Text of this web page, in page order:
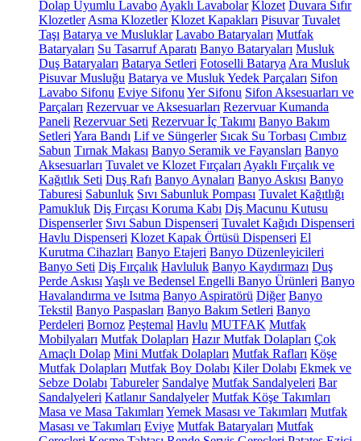
Dolap Uyumlu Lavabo Ayaklı Lavabolar Klozet Duvara Sıfır
Klozetler Asma Klozetler Klozet Kapakları Pisuvar Tuvalet
Taşı Batarya ve Musluklar Lavabo Bataryaları Mutfak
Bataryaları Su Tasarruf Aparatı Banyo Bataryaları Musluk
Duş Bataryaları Batarya Setleri Fotoselli Batarya Ara Musluk
Pisuvar Musluğu Batarya ve Musluk Yedek Parçaları Sifon
Lavabo Sifonu Eviye Sifonu Yer Sifonu Sifon Aksesuarları ve
Parçaları Rezervuar ve Aksesuarları Rezervuar Kumanda
Paneli Rezervuar Seti Rezervuar İç Takımı Banyo Bakım
Setleri Yara Bandı Lif ve Süngerler Sıcak Su Torbası Cımbız
Sabun Tırnak Makası Banyo Seramik ve Fayansları Banyo
Aksesuarları Tuvalet ve Klozet Fırçaları Ayaklı Fırçalık ve
Kağıtlık Seti Duş Rafı Banyo Aynaları Banyo Askısı Banyo
Taburesi Sabunluk Sıvı Sabunluk Pompası Tuvalet Kağıtlığı
Pamukluk Diş Fırçası Koruma Kabı Diş Macunu Kutusu
Dispenserler Sıvı Sabun Dispenseri Tuvalet Kağıdı Dispenseri
Havlu Dispenseri Klozet Kapak Örtüsü Dispenseri El
Kurutma Cihazları Banyo Etajeri Banyo Düzenleyicileri
Banyo Seti Diş Fırçalık Havluluk Banyo Kaydırmazı Duş
Perde Askısı Yaşlı ve Bedensel Engelli Banyo Ürünleri Banyo
Havalandırma ve Isıtma Banyo Aspiratörü Diğer Banyo
Tekstil Banyo Paspasları Banyo Bakım Setleri Banyo
Perdeleri Bornoz Peştemal Havlu MUTFAK Mutfak
Mobilyaları Mutfak Dolapları Hazır Mutfak Dolapları Çok
Amaçlı Dolap Mini Mutfak Dolapları Mutfak Rafları Köşe
Mutfak Dolapları Mutfak Boy Dolabı Kiler Dolabı Ekmek ve
Sebze Dolabı Tabureler Sandalye Mutfak Sandalyeleri Bar
Sandalyeleri Katlanır Sandalyeler Mutfak Köşe Takımları
Masa ve Masa Takımları Yemek Masası ve Takımları Mutfak
Masası ve Takımları Eviye Mutfak Bataryaları Mutfak